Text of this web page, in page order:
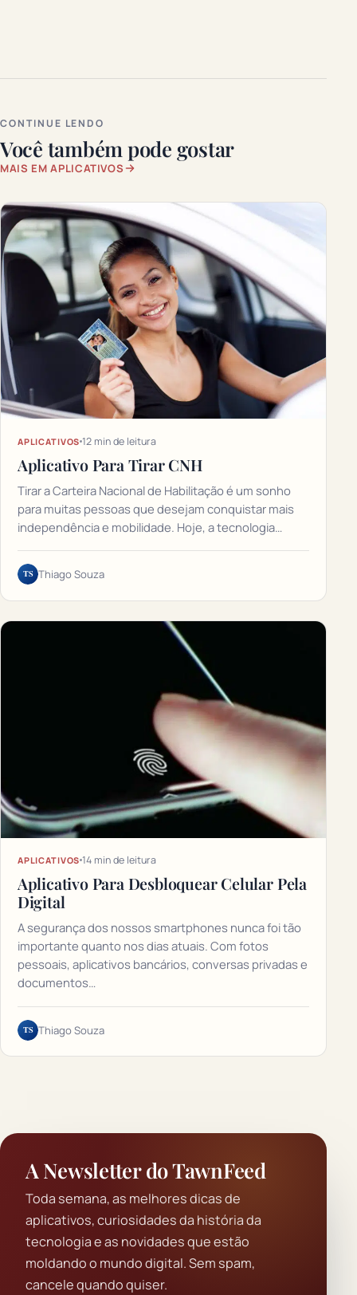
CONTINUE LENDO
Você também pode gostar
MAIS EM APLICATIVOS
APLICATIVOS 12 min de leitura
Aplicativo Para Tirar CNH
Tirar a Carteira Nacional de Habilitação é um sonho
para muitas pessoas que desejam conquistar mais
independência e mobilidade. Hoje, a tecnologia…
TS Thiago Souza
APLICATIVOS 14 min de leitura
Aplicativo Para Desbloquear Celular Pela
Digital
A segurança dos nossos smartphones nunca foi tão
importante quanto nos dias atuais. Com fotos
pessoais, aplicativos bancários, conversas privadas e
documentos…
TS Thiago Souza
A Newsletter do TawnFeed
Toda semana, as melhores dicas de
aplicativos, curiosidades da história da
tecnologia e as novidades que estão
moldando o mundo digital. Sem spam,
cancele quando quiser.